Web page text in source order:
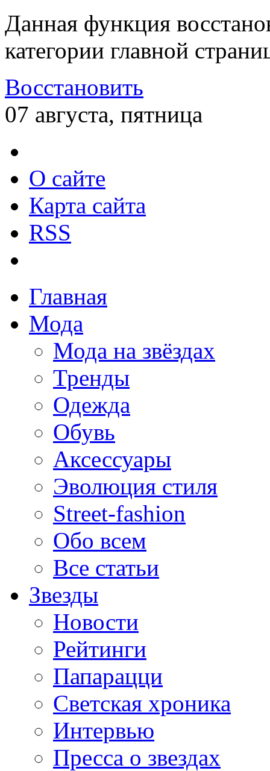
Данная функция
категории главной
Восстановить
07 августа, пятница
О сайте
Карта сайта
RSS
Главная
Мода
Мода на звёздах
Тренды
Одежда
Обувь
Аксессуары
Эволюция стиля
Street-fashion
Обо всем
Все статьи
Звезды
Новости
Рейтинги
Папарацци
Светская хроника
Интервью
Пресса о звездах